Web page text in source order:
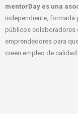
mentorDay es una
independiente, formada
públicos colaboradores
emprendedores para
creen empleo de calidad.